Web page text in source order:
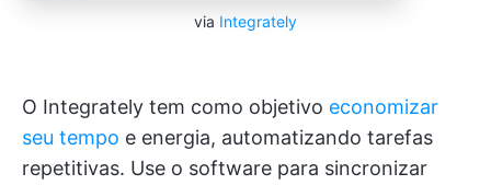
via Integrately
O Integrately tem como objetivo economizar
seu tempo e energia, automatizando tarefas
repetitivas. Use o software para sincronizar